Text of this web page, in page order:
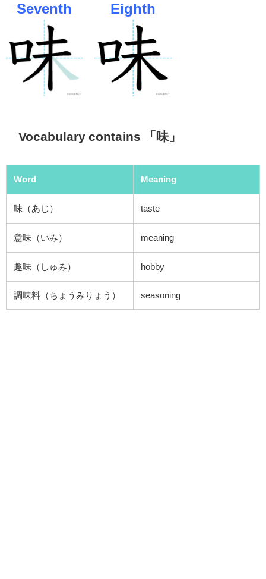
Seventh Eighth
Vocabulary contains 「味」
Word Meaning
味（あじ） taste
意味（いみ） meaning
趣味（しゅみ） hobby
調味料（ちょうみりょう） seasoning